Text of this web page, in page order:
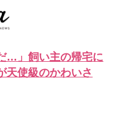
…」飼い主の帰宅に
天使級のかわいさ